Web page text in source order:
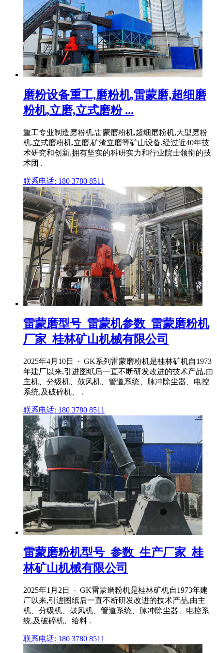
磨粉设备重工,磨粉机,雷蒙磨,超细磨
粉机,立磨,立式磨粉 ...
重工专业制造磨粉机,雷蒙磨粉机,超细磨粉机,大型磨粉
机,立式磨粉机,立磨,矿渣立磨等矿山设备,经过近40年技
术研究和创新,拥有坚实的科研实力和行业院士领衔的技
术团 .
联系电话: 180 3780 8511
雷蒙磨型号_雷蒙机参数_雷蒙磨粉机
厂家_桂林矿山机械有限公司
2025年4月10日 · GK系列雷蒙磨粉机是桂林矿机自1973
年建厂以来,引进图纸后一直不断研发改进的技术产品,由
主机、分级机、鼓风机、管道系统、脉冲除尘器、电控
系统,及破碎机、 .
联系电话: 180 3780 8511
雷蒙磨粉机型号_参数_生产厂家_桂
林矿山机械有限公司
2025年1月2日 · GK雷蒙磨粉机是桂林矿机自1973年建
厂以来,引进图纸后一直不断研发改进的技术产品,由主
机、分级机、鼓风机、管道系统、脉冲除尘器、电控系
统,及破碎机、给料 .
联系电话: 180 3780 8511